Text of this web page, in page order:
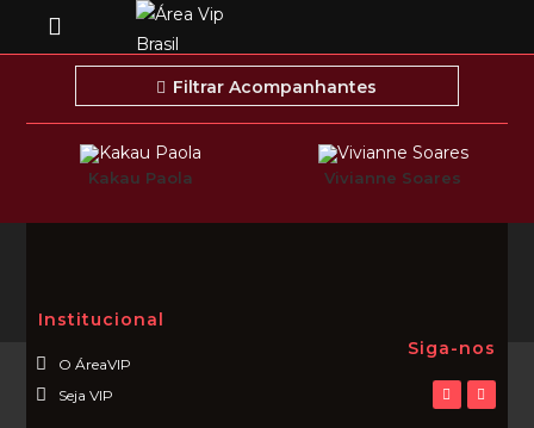
Filtrar Acompanhantes
Kakau Paola Vivianne Soares
Institucional
O ÁreaVIP
Seja VIP
Siga-nos